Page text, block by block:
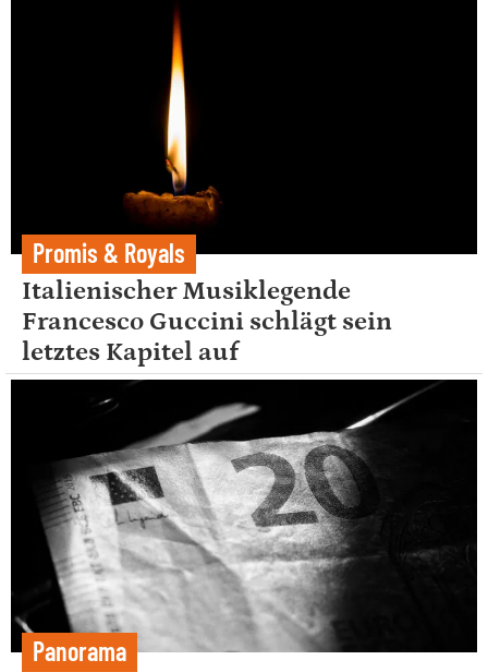
Promis & Royals
Italienischer Musiklegende
Francesco Guccini schlägt sein
letztes Kapitel auf
Panorama